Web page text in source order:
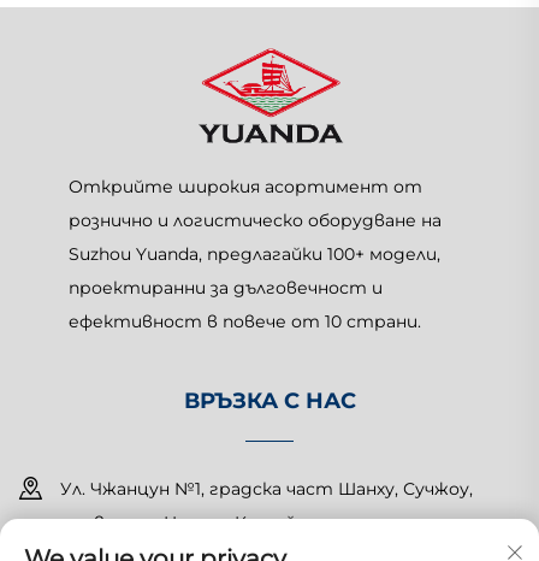
Открийте широкия асортимент от
рознично и логистическо оборудване на
Suzhou Yuanda, предлагайки 100+ модели,
проектиранни за дълговечност и
ефективност в повече от 10 страни.
ВРЪЗКА С НАС
Ул. Чжанцун №1, градска част Шанху, Сучжоу,
провинция Цзянсу, Китай